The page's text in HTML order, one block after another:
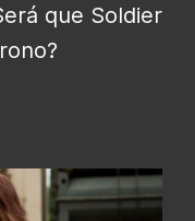
que Soldier